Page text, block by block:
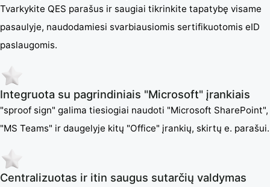
Tvarkykite QES parašus ir saugiai tikrinkite tapatybę visame
pasaulyje, naudodamiesi svarbiausiomis sertifikuotomis eID
paslaugomis.
Integruota su pagrindiniais "Microsoft" įrankiais
"sproof sign" galima tiesiogiai naudoti "Microsoft SharePoint",
"MS Teams" ir daugelyje kitų "Office" įrankių, skirtų e. parašui.
Centralizuotas ir itin saugus sutarčių valdymas